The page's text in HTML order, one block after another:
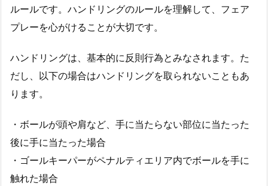
ルールです。ハンドリングのルールを理解して、フェア
プレーを心がけることが大切です。
ハンドリングは、基本的に反則行為とみなされます。た
だし、以下の場合はハンドリングを取られないこともあ
ります。
・ボールが頭や肩など、手に当たらない部位に当たった
後に手に当たった場合
・ゴールキーパーがペナルティエリア内でボールを手に
触れた場合